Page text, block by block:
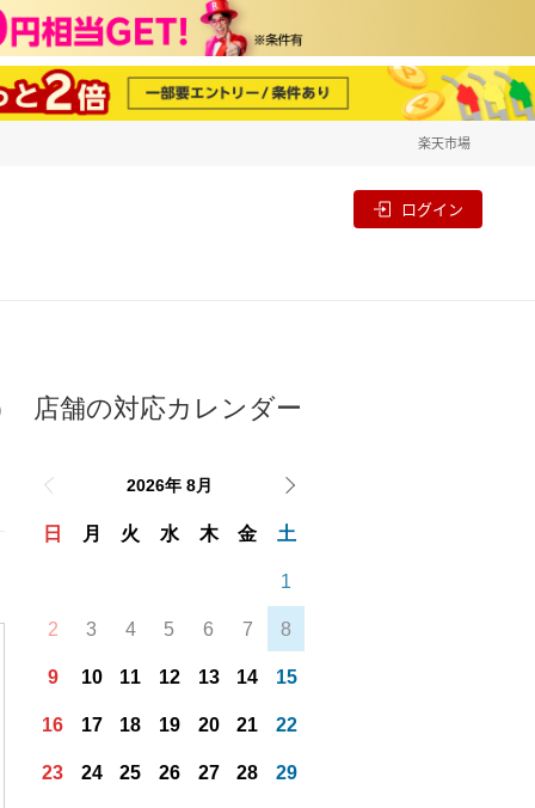
楽天市場
ログイン
店舗の対応カレンダー
2026年 8月
日 月 火 水 木 金 土
1
2 3 4 5 6 7 8
9 10 11 12 13 14 15
16 17 18 19 20 21 22
23 24 25 26 27 28 29